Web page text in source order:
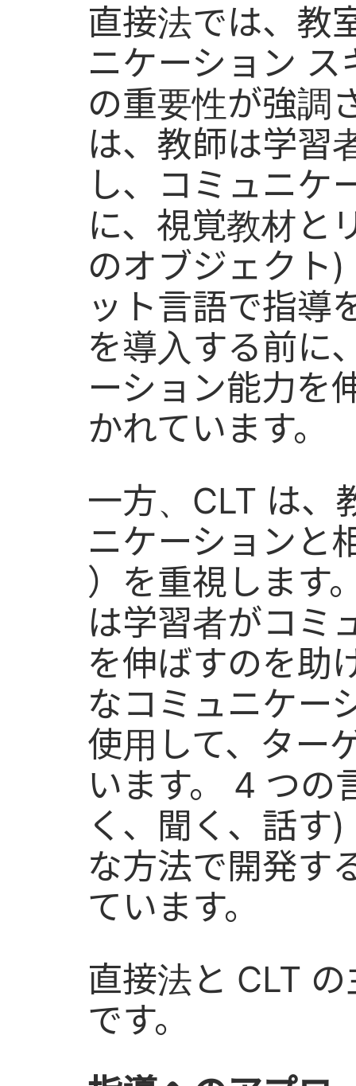
直接法では、教
ニケーション
の重要性が強調
は、教師は学習
し、コミュニケ
に、視覚教材と
のオブジェクト
ット言語で指導
を導入する前に
ーション能力を
かれています。
一方、CLT は、
ニケーションと
）を重視します
は学習者がコミ
を伸ばすのを助
なコミュニケー
使用して、ター
います。 4 つの
く、聞く、話す
な方法で開発す
ています。
直接法と CLT
です。